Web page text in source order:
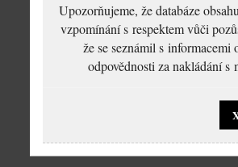
Upozorňujeme, že databáze
vzpomínání s respektem vůči
že se seznámil s
odpovědnosti za nakládání